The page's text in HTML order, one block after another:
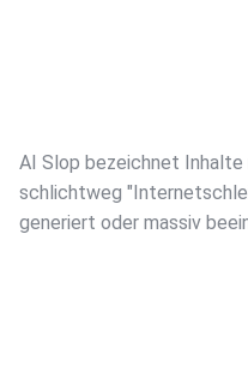
AI Slop bezeichnet
schlichtweg
generiert oder massiv